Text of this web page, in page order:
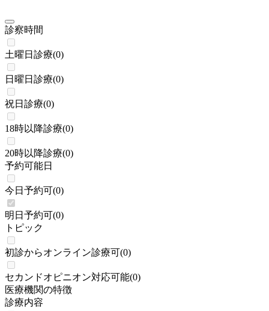
診察時間
土曜日診療(0)
日曜日診療(0)
祝日診療(0)
18時以降診療(0)
20時以降診療(0)
予約可能日
今日予約可(0)
明日予約可(0)
トピック
初診からオンライン診療可(0)
セカンドオピニオン対応可能(0)
医療機関の特徴
診療内容